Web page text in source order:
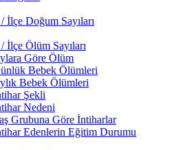
İlçe Doğum Sayıları
İlçe Ölüm Sayıları
Göre Ölüm
Bebek Ölümleri
Bebek Ölümleri
Şekli
Nedeni
Grubuna Göre İntiharlar
Edenlerin Eğitim Durumu